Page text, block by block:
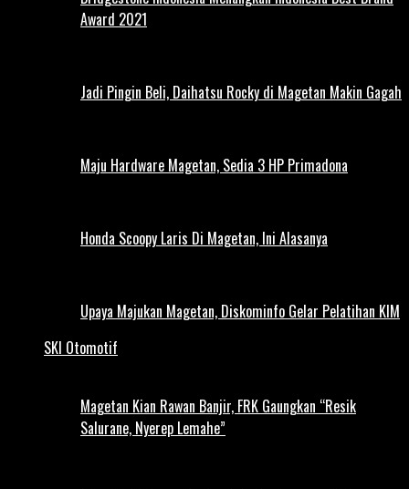
Award 2021
Jadi Pingin Beli, Daihatsu Rocky di Magetan Makin Gagah
Maju Hardware Magetan, Sedia 3 HP Primadona
Honda Scoopy Laris Di Magetan, Ini Alasanya
Upaya Majukan Magetan, Diskominfo Gelar Pelatihan KIM
SKI Otomotif
Magetan Kian Rawan Banjir, FRK Gaungkan “Resik
Salurane, Nyerep Lemahe”